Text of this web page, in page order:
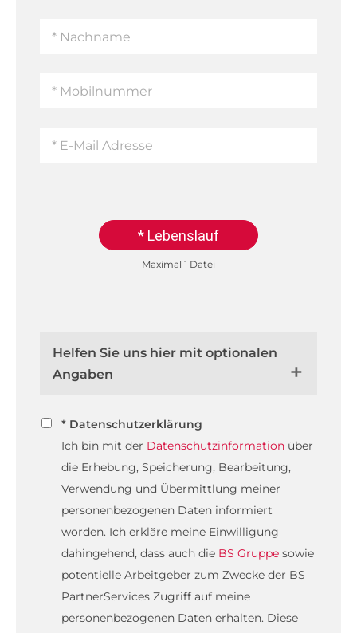
* Lebenslauf
Maximal 1 Datei
Helfen Sie uns hier mit optionalen
Angaben
* Datenschutzerklärung
Ich bin mit der Datenschutzinformation über
die Erhebung, Speicherung, Bearbeitung,
Verwendung und Übermittlung meiner
personenbezogenen Daten informiert
worden. Ich erkläre meine Einwilligung
dahingehend, dass auch die BS Gruppe sowie
potentielle Arbeitgeber zum Zwecke der BS
PartnerServices Zugriff auf meine
personenbezogenen Daten erhalten. Diese